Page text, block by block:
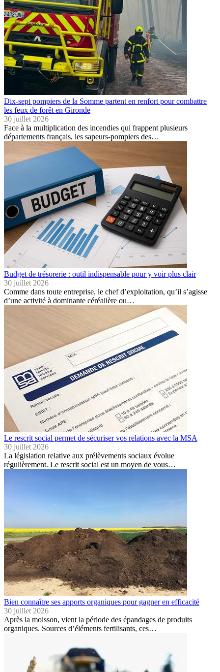
Dix-sept pompiers de la Somme partent en renfort pour combattre
les feux de forêt en Gironde
30 juillet 2026
Face à la multiplication des incendies qui frappent plusieurs
départements français, les sapeurs-pompiers des…
Budget de trésorerie : outil indispensable pour y voir plus clair
30 juillet 2026
Comme dans toute entreprise, le chef d’exploitation, qu’il s’agisse
d’une activité à dominante céréalière ou…
Le rescrit social permet de sécuriser vos relations avec la MSA
30 juillet 2026
La législation relative aux prélèvements sociaux évolue
régulièrement. Le rescrit social est un moyen de vous…
Bien connaître ses apports organiques pour gagner en efficacité
30 juillet 2026
Après la moisson, vient la période des épandages de produits
organiques. Sources d’éléments fertilisants, ces…